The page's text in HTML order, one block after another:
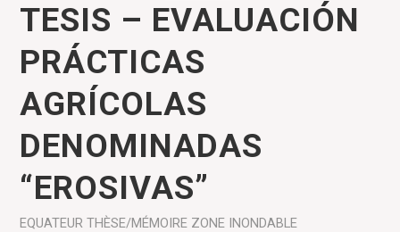
TESIS – EVALUACIÓN
PRÁCTICAS
AGRÍCOLAS
DENOMINADAS
“EROSIVAS”
EQUATEUR THÈSE/MÉMOIRE ZONE INONDABLE